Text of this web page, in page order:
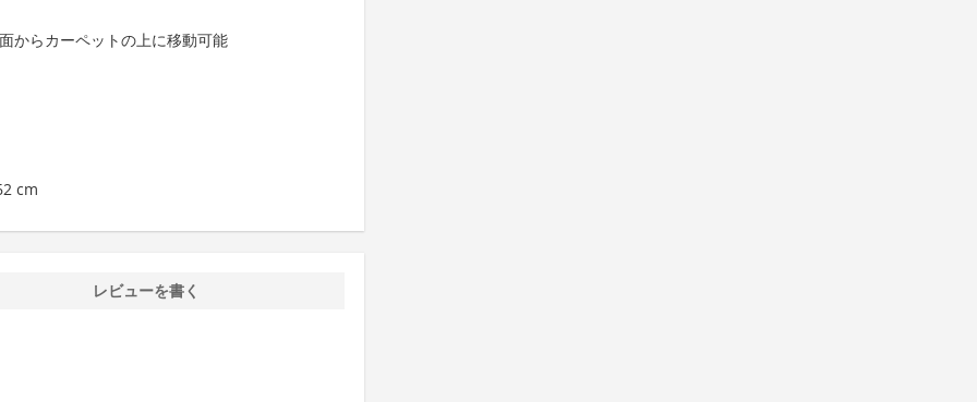
からカーペットの上に移動可能
cm
レビューを書く